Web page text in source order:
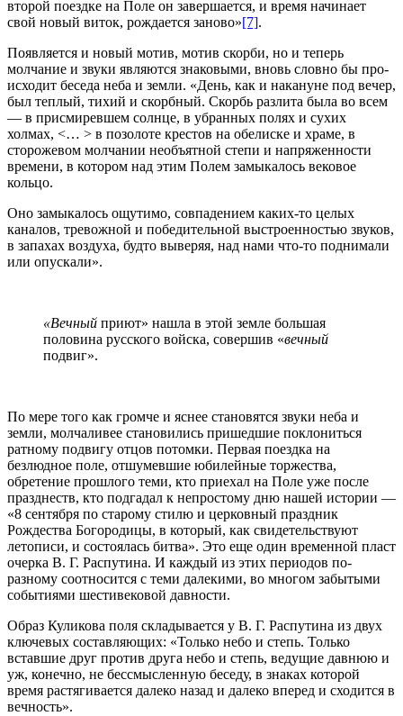
второй поездке на Поле он завершается, и время начинает
свой новый виток, рождается заново»[7].
Появляется и новый мотив, мотив скорби, но и теперь
молчание и звуки являются знаковыми, вновь словно бы про­
исходит беседа неба и земли. «День, как и накануне под вечер,
был теплый, тихий и скорбный. Скорбь разлита была во всем
— в присмиревшем солнце, в убранных полях и сухих
холмах, <… > в позолоте крестов на обелиске и храме, в
сторожевом молчании необъятной степи и напряженности
времени, в ко­тором над этим Полем замыкалось вековое
кольцо.
Оно замыкалось ощутимо, совпадением каких-то целых
каналов, тревожной и победительной выстроенностью звуков,
в запахах воздуха, будто выверяя, над нами что-то поднимали
или опускали».
«Вечный приют» нашла в этой земле большая
половина русского войска, совершив «вечный
подвиг».
По мере того как громче и яснее становятся звуки неба и
земли, молчаливее становились пришедшие поклониться
ратному подвигу отцов потомки. Первая поездка на
безлюдное поле, отшумевшие юбилейные торжества,
обретение прошлого теми, кто приехал на Поле уже после
празднеств, кто подгадал к непростому дню нашей истории —
«8 сентября по старому стилю и церковный праздник
Рождества Богородицы, в который, как свидетельствуют
летописи, и состоялась битва». Это еще один временной пласт
очерка В. Г. Распутина. И каждый из этих периодов по-
разному соотносится с теми далекими, во многом забытыми
событиями шестивековой давности.
Образ Куликова поля складывается у В. Г. Распутина из двух
ключевых составляющих: «Только небо и степь. Только
вставшие друг против друга небо и степь, ведущие давнюю и
уж, конечно, не бессмысленную беседу, в знаках которой
время растягивается далеко назад и далеко вперед и сходится в
вечность».